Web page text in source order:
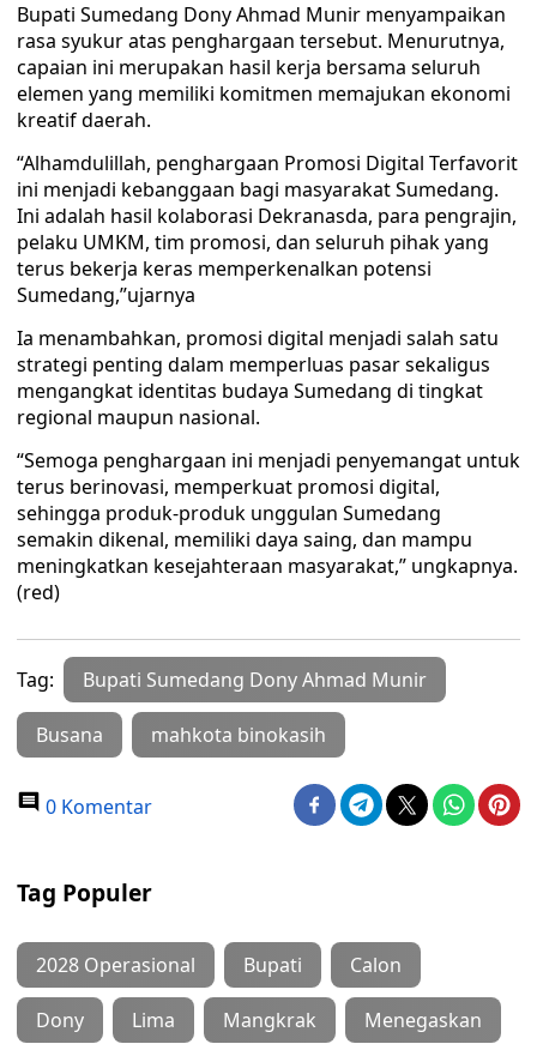
Bupati Sumedang Dony Ahmad Munir menyampaikan
rasa syukur atas penghargaan tersebut. Menurutnya,
capaian ini merupakan hasil kerja bersama seluruh
elemen yang memiliki komitmen memajukan ekonomi
kreatif daerah.
“Alhamdulillah, penghargaan Promosi Digital Terfavorit
ini menjadi kebanggaan bagi masyarakat Sumedang.
Ini adalah hasil kolaborasi Dekranasda, para pengrajin,
pelaku UMKM, tim promosi, dan seluruh pihak yang
terus bekerja keras memperkenalkan potensi
Sumedang,”ujarnya
Ia menambahkan, promosi digital menjadi salah satu
strategi penting dalam memperluas pasar sekaligus
mengangkat identitas budaya Sumedang di tingkat
regional maupun nasional.
“Semoga penghargaan ini menjadi penyemangat untuk
terus berinovasi, memperkuat promosi digital,
sehingga produk-produk unggulan Sumedang
semakin dikenal, memiliki daya saing, dan mampu
meningkatkan kesejahteraan masyarakat,” ungkapnya.
(red)
Tag: Bupati Sumedang Dony Ahmad Munir
Busana mahkota binokasih
0 Komentar
Tag Populer
2028 Operasional Bupati Calon
Dony Lima Mangkrak Menegaskan